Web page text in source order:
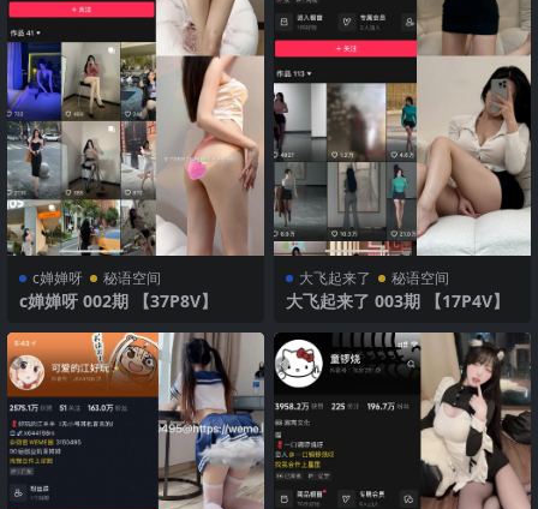
c婵婵呀 秘语空间
c婵婵呀 002期 【37P8V】
大飞起来了 秘语空间
大飞起来了 003期 【17P4V】